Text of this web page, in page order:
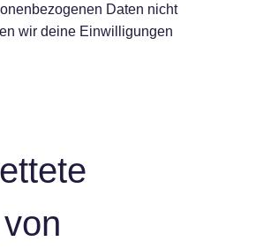
Daten nicht
wir deine Einwilligungen